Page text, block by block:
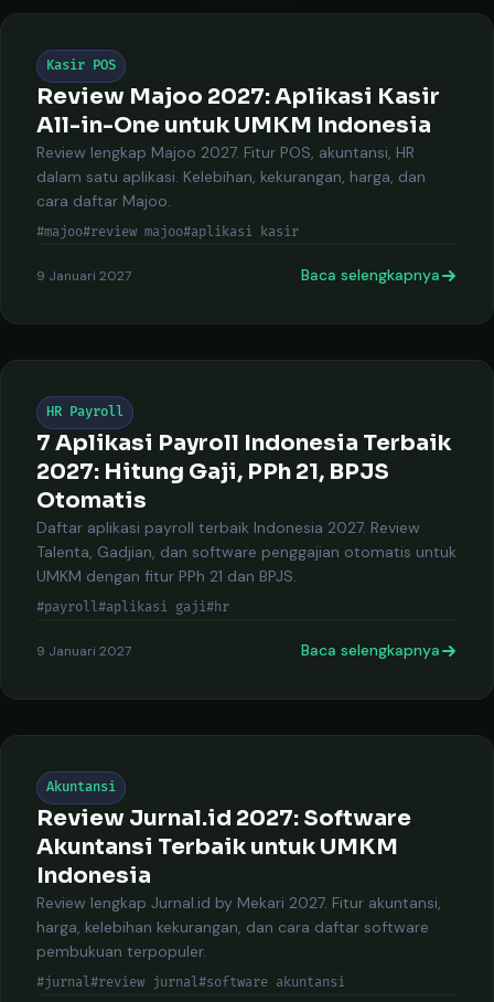
Kasir POS
Review Majoo 2027: Aplikasi Kasir
All-in-One untuk UMKM Indonesia
Review lengkap Majoo 2027. Fitur POS, akuntansi, HR
dalam satu aplikasi. Kelebihan, kekurangan, harga, dan
cara daftar Majoo.
#majoo#review majoo#aplikasi kasir
9 Januari 2027 Baca selengkapnya
HR Payroll
7 Aplikasi Payroll Indonesia Terbaik
2027: Hitung Gaji, PPh 21, BPJS
Otomatis
Daftar aplikasi payroll terbaik Indonesia 2027. Review
Talenta, Gadjian, dan software penggajian otomatis untuk
UMKM dengan fitur PPh 21 dan BPJS.
#payroll#aplikasi gaji#hr
9 Januari 2027 Baca selengkapnya
Akuntansi
Review Jurnal.id 2027: Software
Akuntansi Terbaik untuk UMKM
Indonesia
Review lengkap Jurnal.id by Mekari 2027. Fitur akuntansi,
harga, kelebihan kekurangan, dan cara daftar software
pembukuan terpopuler.
#jurnal#review jurnal#software akuntansi